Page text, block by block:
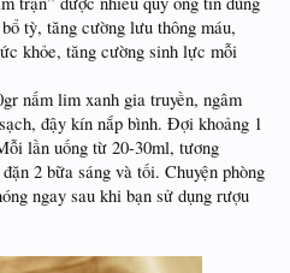
tỳ, tăng cường lưu thông máu,
khỏe, tăng cường sinh lực mỗi
nấm lim xanh gia truyền, ngâm
đậy kín nắp bình. Đợi khoảng 1
lần uống từ 20-30ml, tương
2 bữa sáng và tối. Chuyện phòng
ngay sau khi bạn sử dụng rượu